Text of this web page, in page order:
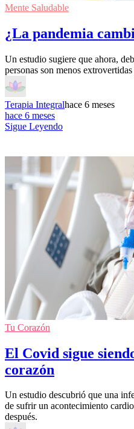
Mente Saludable
¿La pandemia
Un estudio sugiere que ahora,
personas son menos
Terapia Integralhace 6 meses
hace 6 meses
Sigue Leyendo
Tu Corazón
El Covid sigue
corazón
Un estudio descubrió que una
de sufrir un acontecimiento
después.